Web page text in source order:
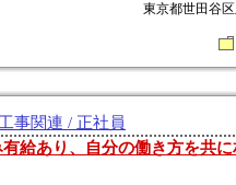
東京都世田谷
事関連 / 正社員
給あり、自分の働き方を共